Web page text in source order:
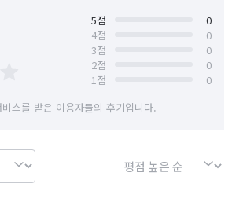
5점
0
4점
0
3점
0
2점
0
1점
0
스를 받은 이용자들의 후기입니다.